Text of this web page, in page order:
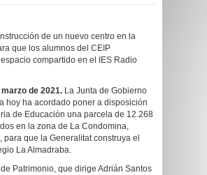
de un nuevo centro en la
que los alumnos del CEIP
compartido en el IES Radio
de 2021. La Junta de Gobierno
hoy ha acordado poner a disposición
de Educación una parcela de 12.268
en la zona de La Condomina,
para que la Generalitat construya el
La Almadraba.
Patrimonio, que dirige Adrián Santos